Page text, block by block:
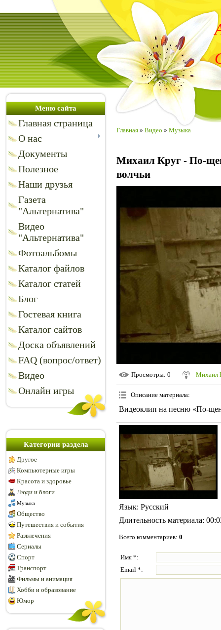
Меню сайта
Главная страница
О нас
Документы
Полезное
Наши друзья
Газета
"Альтернатива"
Видео
"Альтернатива"
Фотоальбомы
Каталог файлов
Каталог статей
Блог
Гостевая книга
Каталог сайтов
Доска объявлений
FAQ (вопрос/ответ)
Видео
Онлайн игры
Категории раздела
Другое
Компьютерные игры
Красота и здоровье
Люди и блоги
Музыка
Общество
Путешествия и события
Развлечения
Сериалы
Спорт
Транспорт
Фильмы и анимация
Хобби и образование
Юмор
Главная » Видео » Музыка
Михаил Круг - По-
волчьи
Просмотры: 0 Михаил
Описание материала:
Видеоклип на песню «По-
Язык: Русский
Длительность материала:
Всего комментариев: 0
Имя *:
Email *: